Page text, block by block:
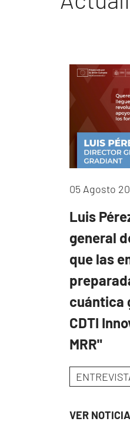
05 Agosto
Luis
general
que las
cuántica
CDTI
MRR"
VER NOTICIA